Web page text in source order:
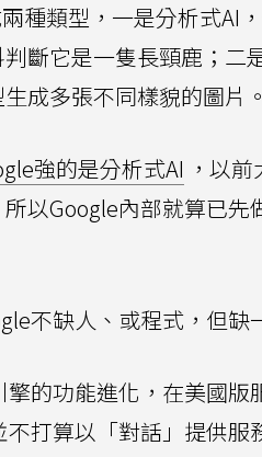
種類型，一是分析式AI
斷它是一隻長頸鹿；二
成多張不同樣貌的圖片。
強的是分析式AI ，以
以Google內部就算已
不缺人、或程式，但
擎的功能進化，在美國
打算以「對話」提供